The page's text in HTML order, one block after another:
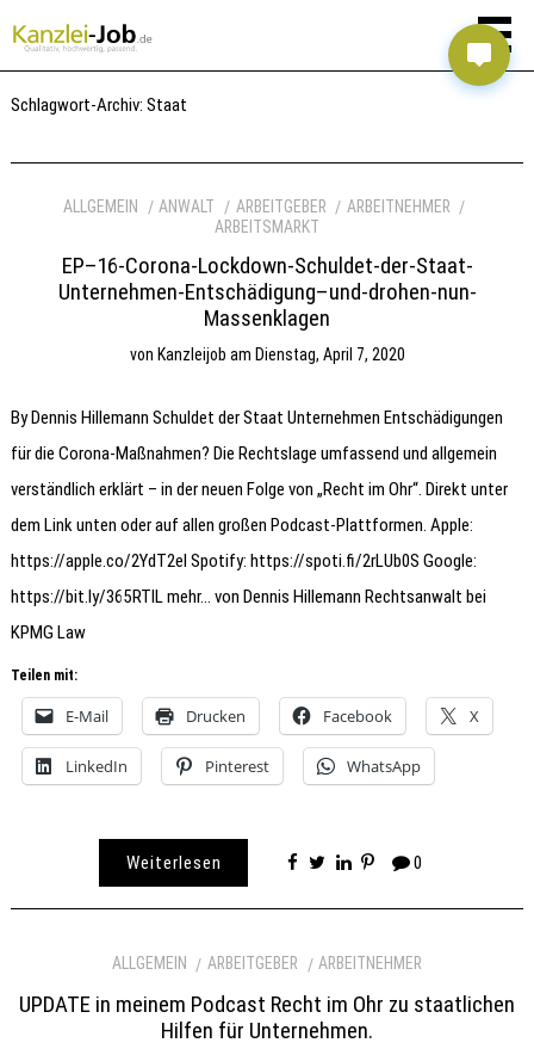
Schlagwort-Archiv:Staat
ALLGEMEIN ANWALT ARBEITGEBER
ARBEITNEHMER
ARBEITSMARKT
EP–16-Corona-Lockdown-Schuldet-der-Staat-
Unternehmen-Entschädigung–und-drohen-nun-
Massenklagen
von Kanzleijob am Dienstag, April 7, 2020
By Dennis Hillemann Schuldet der Staat Unternehmen Entschädigungen
für die Corona-Maßnahmen? Die Rechtslage umfassend und allgemein
verständlich erklärt – in der neuen Folge von „Recht im Ohr“. Direkt unter
dem Link unten oder auf allen großen Podcast-Plattformen. Apple:
https://apple.co/2YdT2el Spotify: https://spoti.fi/2rLUb0S Google:
https://bit.ly/365RTIL mehr… von Dennis Hillemann Rechtsanwalt bei
KPMG Law
Teilen mit:
E-Mail Drucken Facebook X
LinkedIn Pinterest WhatsApp
Weiterlesen 0
ALLGEMEIN ARBEITGEBER ARBEITNEHMER
UPDATE in meinem Podcast Recht im Ohr zu staatlichen
Hilfen für Unternehmen.